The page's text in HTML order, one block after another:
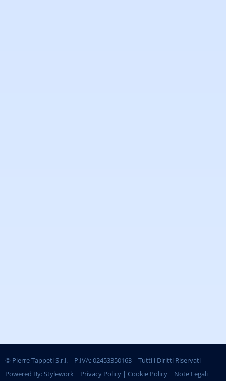
© Pierre Tappeti S.r.l. | P.IVA: 02453350163 | Tutti i Diritti Riservati |
Powered By:Stylework| Privacy Policy| Cookie Policy| Note Legali |